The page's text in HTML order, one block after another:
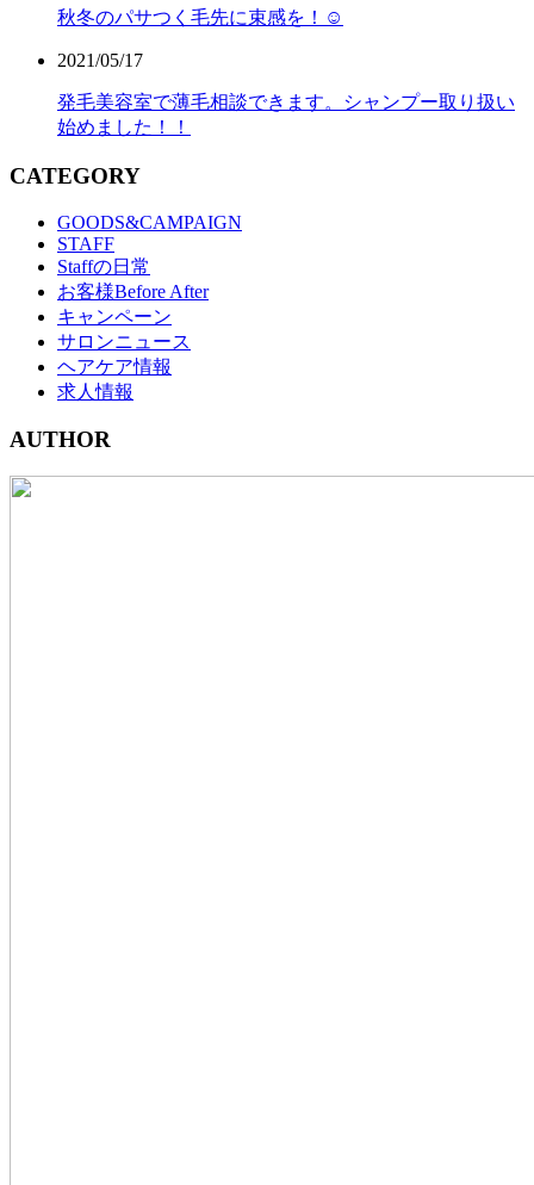
秋冬のパサつく毛先に束感を！︎☺︎
2021/05/17
発毛美容室で薄毛相談できます。シャンプー取り扱い
始めました！！
CATEGORY
GOODS&CAMPAIGN
STAFF
Staffの日常
お客様Before After
キャンペーン
サロンニュース
ヘアケア情報
求人情報
AUTHOR